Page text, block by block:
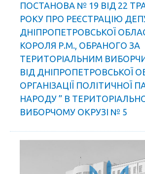
ПОСТАНОВА № 19 ВІД 22
РОКУ ПРО РЕЄСТРАЦІЮ
ДНІПРОПЕТРОВСЬКОЇ
КОРОЛЯ Р.М., ОБРАНОГО ЗА
ТЕРИТОРІАЛЬНИМ
ВІД ДНІПРОПЕТРОВСЬКОЇ
ОРГАНІЗАЦІЇ ПОЛІТИЧНОЇ
НАРОДУ ” В
ВИБОРЧОМУ ОКРУЗІ № 5